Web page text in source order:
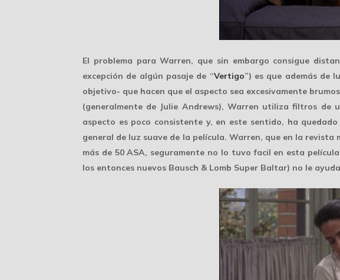
El problema para Warren, que sin embargo consigue
excepción de algún pasaje de “Vertigo”) es que además
objetivo- que hacen que el aspecto sea excesivamente
(generalmente de Julie Andrews), Warren utiliza filtros
aspecto es poco consistente y, en este sentido, ha
general de luz suave de la película. Warren, que en la
más de 50 ASA, seguramente no lo tuvo facil en esta
los entonces nuevos Bausch & Lomb Super Baltar) no le